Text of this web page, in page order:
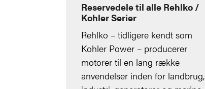
Reservedele til alle Rehlko /
Kohler Serier
Rehlko – tidligere kendt som
Kohler Power – producerer
motorer til en lang række
anvendelser inden for landbrug,